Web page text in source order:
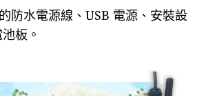
防水電源線、USB 電源、安裝設
板。